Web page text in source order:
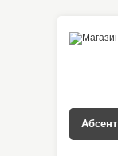
Абсент